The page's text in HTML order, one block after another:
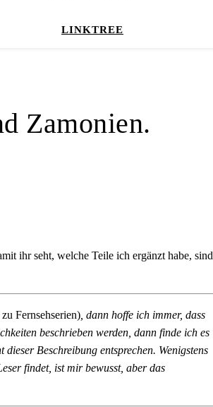
LINKTREE
Zamonien.
ihr seht, welche Teile ich ergänzt habe, sind
Fernsehserien) , dann hoffe ich immer, dass
beschrieben werden, dann finde ich es
Beschreibung entsprechen. Wenigstens
findet, ist mir bewusst, aber das